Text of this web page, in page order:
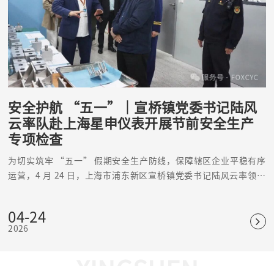
安全护航 “五一”｜宣桥镇党委书记陆风
云率队赴上海星申仪表开展节前安全生产
专项检查
为切实筑牢 “五一” 假期安全生产防线，保障辖区企业平稳有序
运营，4 月 24 日，上海市浦东新区宣桥镇党委书记陆风云率领安
长陈耀及核心管理团队全程陪同，全面配合检查工作。
04-24
2026